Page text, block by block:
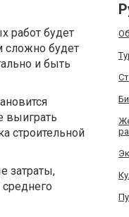
работ будет
сложно будет
и быть
выиграть
строительной
затраты,